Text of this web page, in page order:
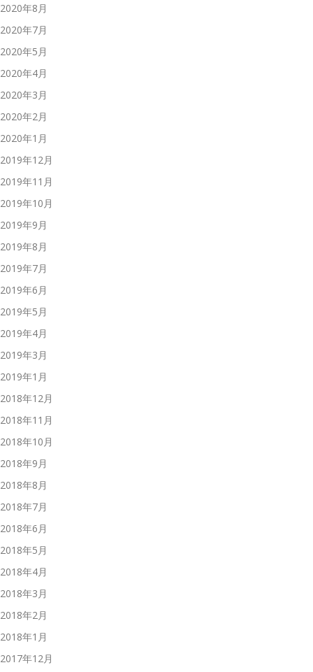
2020年8月
2020年7月
2020年5月
2020年4月
2020年3月
2020年2月
2020年1月
2019年12月
2019年11月
2019年10月
2019年9月
2019年8月
2019年7月
2019年6月
2019年5月
2019年4月
2019年3月
2019年1月
2018年12月
2018年11月
2018年10月
2018年9月
2018年8月
2018年7月
2018年6月
2018年5月
2018年4月
2018年3月
2018年2月
2018年1月
2017年12月